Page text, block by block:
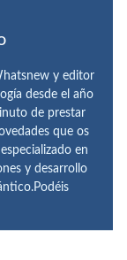
y editor
desde el año
de prestar
que os
en
y desarrollo